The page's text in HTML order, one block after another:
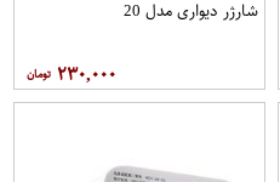
شارژر دیواری مدل 20
۲۳۰,۰۰۰